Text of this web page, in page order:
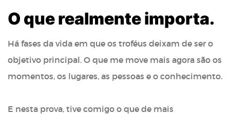
O que realmente importa.
Há fases da vida em que os troféus deixam de ser o
objetivo principal. O que me move mais agora são os
momentos, os lugares, as pessoas e o conhecimento.
E nesta prova, tive comigo o que de mais